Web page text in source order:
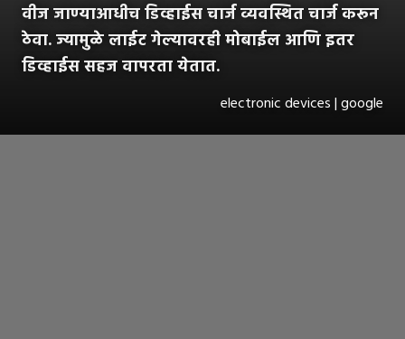
वीज जाण्याआधीच डिव्हाईस चार्ज व्यवस्थित चार्ज करून
ठेवा. ज्यामुळे लाईट गेल्यावरही मोबाईल आणि इतर
डिव्हाईस सहज वापरता येतात.
electronic devices | google